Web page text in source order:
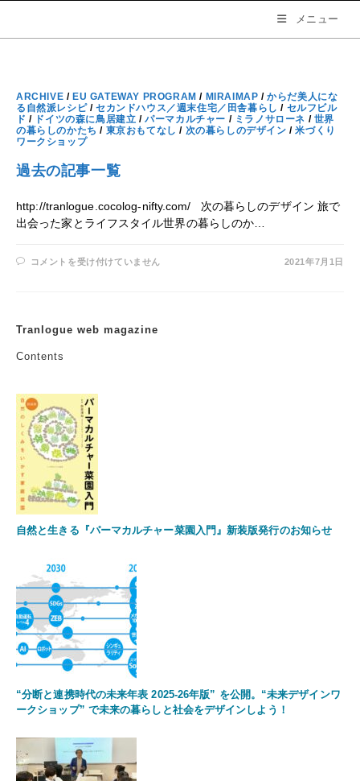
テ
メニュー
ARCHIVE / EU GATEWAY PROGRAM / MIRAIMAP /からだ美人にな
る自然派レシピ/セカンドハウス／週末住宅／田舎暮らし / セルフビル
ド / ドイツの森に鳥居建立 /パーマカルチャー / ミラノサローネ / 世界
の暮らしのかたち / 東京おもてなし / 次の暮らしのデザイン /米づくり
ワークショップ
過去の記事一覧
http://tranlogue.cocolog-nifty.com/ 次の暮らしのデザイン 旅で
出会った家とライフスタイル世界の暮らしのか…
過
は
コメントを受け付けていません 2021年7月1日
Tranlogue web magazine
Contents
自然と生きる『パーマカルチャー菜園入門』新装版発行のお知らせ
“分断と連携時代の未来年表 2025-26年版” を公開。“未来デザインワ
ークショップ” で未来の暮らしと社会をデザインしよう！